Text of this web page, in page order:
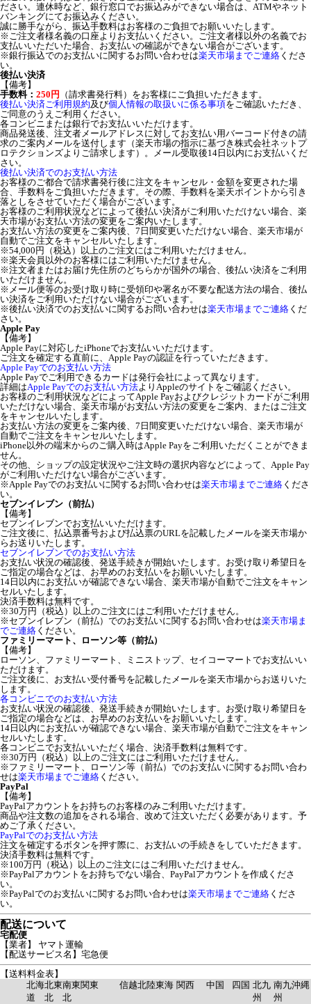
ださい。連休時など、銀行窓口でお振込みができない場合は、ATMやネット
バンキングにてお振込みください。
誠に勝手ながら、振込手数料はお客様のご負担でお願いいたします。
※ご注文者様名義の口座よりお支払いください。ご注文者様以外の名義でお
支払いいただいた場合、お支払いの確認ができない場合がございます。
※銀行振込でのお支払いに関するお問い合わせは楽天市場までご連絡 くださ
い。
後払い決済
【備考】
手数料： 250円
（請求書発行料）をお客様にご負担いただきます。
後払い決済ご利用規約及び個人情報の取扱いに係る事項をご確認いただき、
ご同意のうえご利用ください。
各コンビニまたは銀行でお支払いいただけます。
商品発送後、注文者メールアドレスに対してお支払い用バーコード付きの請
求のご案内メールを送付します（楽天市場の指示に基づき株式会社ネットプ
ロテクションズよりご請求します）。メール受取後14日以内にお支払いくだ
さい。
後払い決済でのお支払い方法
お客様のご都合で請求書発行後に注文をキャンセル・金額を変更された場
合、手数料をご負担いただきます。その際、手数料を楽天ポイントから引き
落としをさせていただく場合がございます。
お客様のご利用状況などによって後払い決済がご利用いただけない場合、楽
天市場がお支払い方法の変更をご案内いたします。
お支払い方法の変更をご案内後、7日間変更いただけない場合、楽天市場が
自動でご注文をキャンセルいたします。
※54,000円（税込）以上のご注文にはご利用いただけません。
※楽天会員以外のお客様にはご利用いただけません。
※注文者またはお届け先住所のどちらかが国外の場合、後払い決済をご利用
いただけません。
※メール便等のお受け取り時に受領印や署名が不要な配送方法の場合、後払
い決済をご利用いただけない場合がございます。
※後払い決済でのお支払いに関するお問い合わせは楽天市場までご連絡 くだ
さい。
Apple Pay
【備考】
Apple Payに対応したiPhoneでお支払いいただけます。
ご注文を確定する直前に、Apple Payの認証を行っていただきます。
Apple Payでのお支払い方法
Apple Payでご利用できるカードは発行会社によって異なります。
詳細はApple Payでのお支払い方法よりAppleのサイトをご確認ください。
お客様のご利用状況などによってApple Payおよびクレジットカードがご利用
いただけない場合、楽天市場がお支払い方法の変更をご案内、またはご注文
をキャンセルいたします。
お支払い方法の変更をご案内後、7日間変更いただけない場合、楽天市場が
自動でご注文をキャンセルいたします。
iPhone以外の端末からのご購入時はApple Payをご利用いただくことができま
せん。
その他、ショップの設定状況やご注文時の選択内容などによって、Apple Pay
がご利用いただけない場合がございます。
※Apple Payでのお支払いに関するお問い合わせは楽天市場までご連絡 くださ
い。
セブンイレブン（前払）
【備考】
セブンイレブンでお支払いいただけます。
ご注文後に、払込票番号および払込票のURLを記載したメールを楽天市場か
らお送りいたします。
セブンイレブンでのお支払い方法
お支払い状況の確認後、発送手続きが開始いたします。お受け取り希望日を
ご指定の場合などは、お早めのお支払いをお願いいたします。
14日以内にお支払いが確認できない場合、楽天市場が自動でご注文をキャン
セルいたします。
決済手数料は無料です。
※30万円（税込）以上のご注文にはご利用いただけません。
※セブンイレブン（前払）でのお支払いに関するお問い合わせは楽天市場ま
でご連絡 ください。
ファミリーマート、ローソン等（前払）
【備考】
ローソン、ファミリーマート、ミニストップ、セイコーマートでお支払いい
ただけます。
ご注文後に、お支払い受付番号を記載したメールを楽天市場からお送りいた
します。
各コンビニでのお支払い方法
お支払い状況の確認後、発送手続きが開始いたします。お受け取り希望日を
ご指定の場合などは、お早めのお支払いをお願いいたします。
14日以内にお支払いが確認できない場合、楽天市場が自動でご注文をキャン
セルいたします。
各コンビニでお支払いいただく場合、決済手数料は無料です。
※30万円（税込）以上のご注文にはご利用いただけません。
※ファミリーマート、ローソン等（前払）でのお支払いに関するお問い合わ
せは楽天市場までご連絡 ください。
PayPal
【備考】
PayPalアカウントをお持ちのお客様のみご利用いただけます。
商品や注文数の追加をされる場合、改めて注文いただく必要があります。予
めご了承ください。
PayPalでのお支払い方法
注文を確定するボタンを押す際に、お支払いの手続きをしていただきます。
決済手数料は無料です。
※100万円（税込）以上のご注文にはご利用いただけません。
※PayPalアカウントをお持ちでない場合、PayPalアカウントを作成くださ
い。
※PayPalでのお支払いに関するお問い合わせは楽天市場までご連絡 くださ
い。
配送について
宅配便
【業者】 ヤマト運輸
【配送サービス名】宅急便
【送料料金表】
北海
道
北東
北
南東
北
関東 信越北陸東海 関西 中国 四国 北九
州
南九
州
沖縄